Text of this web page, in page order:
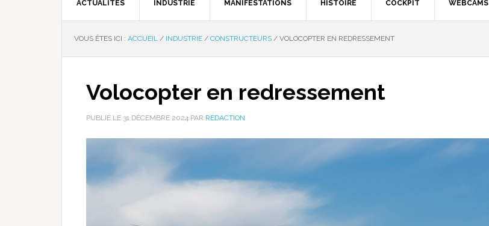
ACTUALITÉS INDUSTRIE MANIFESTATIONS HISTOIRE COCKPIT WEBCAMS
VOUS ÊTES ICI : ACCUEIL / INDUSTRIE / CONSTRUCTEURS / VOLOCOPTER EN REDRESSEMENT
Volocopter en redressement
PUBLIÉ LE 31 DÉCEMBRE 2024 PAR RÉDACTION